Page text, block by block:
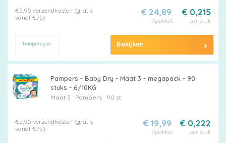
€5,95 verzendkosten (gratis
vanaf €75)
€ 0,215
per stuk
€ 24,89
/pakket
Bekijken
Pampers - Baby Dry - Maat 3 - megapack - 90
stuks - 6/10KG
Maat 3 Pampers90 st
€5,95 verzendkosten (gratis
vanaf €75)
€ 0,222
per stuk
€ 19,99
/pakket